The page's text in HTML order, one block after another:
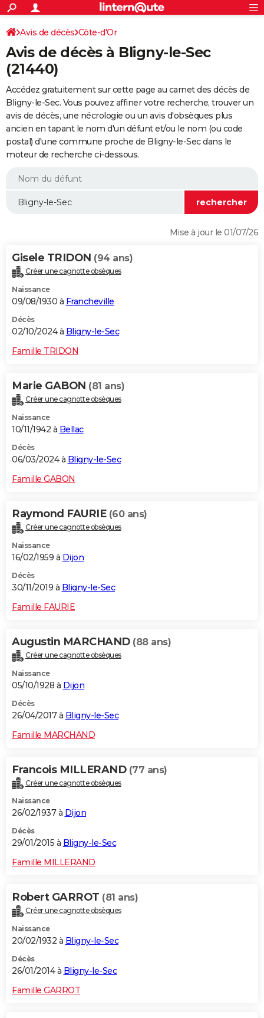
ACTUALITÉS
Politique
Société
Faits Divers
Education
Monde
Villes
+
SPORT
Coupe du monde 2026
Football
Tennis
Cyclisme
Rugby
Forum
FINANCE
Retraite
Impôts
Epargne
Immobilier
Risques naturels par ville
Banque
Assurance
Crédit
AUTO
Essais
Réserver un essai
Citadines
Berlines
SUV
Forum auto
+
HIGH-TECH
Mobiles
Meilleur smartphone
Internet
Ordinateurs
Jeux vidéo
Guide high-tech
+BRICOLAGE
Forum
Aménagement intérieur
Extérieur
Cuisine
Salle de bains
Jardinage
Rangement
WEEK-END
Guides de France
Escapades
Patrimoine
Expositions
Musées
Week-end nature
LIFESTYLE
Alimentation
Guide de la santé
Maladies
Médicaments
Sommeil
VOYAGE
Destinations
City break
Voyage nature
Voyage de noces
Forum
Climat
+PHOTO
GUIDES D'ACHAT
BONS PLANS
CARTE DE VOEUX
Dictionnaire
Biographies
Citations
Expressions
Proverbes
PROGRAMME TV
COPAINS D'AVANT
S'inscrire
Se connecter
Lycées
Collèges
Primaires
Universités
Entreprises
Service militaire
Avis de recherche
AVIS DE DÉCÈS
Connexion
Avis de décès Côte-d'Or
Avis de décès à Bligny-le-Sec
(21440)
Accédez gratuitement sur cette page au carnet des décès de
Bligny-le-Sec. Vous pouvez affiner votre recherche, trouver un
avis de décès, une nécrologie ou un avis d'obsèques plus
ancien en tapant le nom d'un défunt et/ou le nom (ou code
postal) d'une commune proche de Bligny-le-Sec dans le
moteur de recherche ci-dessous.
Mise à jour le 01/07/26
Gisele TRIDON (94 ans)
Créer une cagnotte obsèques
Naissance
09/08/1930 à Francheville
Décès
02/10/2024 à Bligny-le-Sec
Famille TRIDON
Marie GABON (81 ans)
Créer une cagnotte obsèques
Naissance
10/11/1942 à Bellac
Décès
06/03/2024 à Bligny-le-Sec
Famille GABON
Raymond FAURIE (60 ans)
Créer une cagnotte obsèques
Naissance
16/02/1959 à Dijon
Décès
30/11/2019 à Bligny-le-Sec
Famille FAURIE
Augustin MARCHAND (88 ans)
Créer une cagnotte obsèques
Naissance
05/10/1928 à Dijon
Décès
26/04/2017 à Bligny-le-Sec
Famille MARCHAND
Francois MILLERAND (77 ans)
Créer une cagnotte obsèques
Naissance
26/02/1937 à Dijon
Décès
29/01/2015 à Bligny-le-Sec
Famille MILLERAND
Robert GARROT (81 ans)
Créer une cagnotte obsèques
Naissance
20/02/1932 à Bligny-le-Sec
Décès
26/01/2014 à Bligny-le-Sec
Famille GARROT